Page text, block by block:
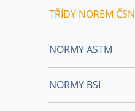
TŘÍDY NOREM ČSN
NORMY ASTM
NORMY BSI